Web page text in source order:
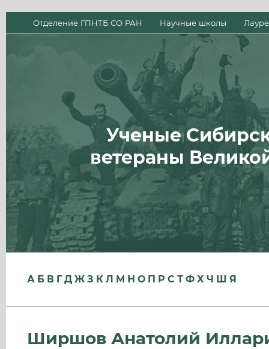
Отделение ГПНТБ СО РАН Научные школы
Ученые
ветераны
А Б В Г Д Ж З К Л М Н О П Р С Т Ф Х Ч Ш Я
Ширшов Анатолий